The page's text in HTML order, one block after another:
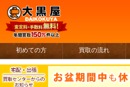
初めての方 買取の流れ